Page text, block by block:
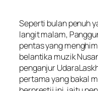
Seperti bulan penuh
langit malam,
pentas yang
belantika muzik
penganjur
pertama yang bakal